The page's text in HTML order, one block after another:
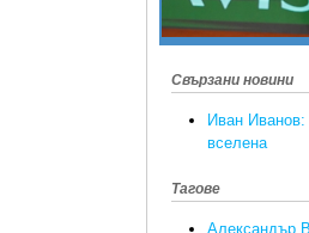
Свързани новини
Иван
вселена
Тагове
Александър